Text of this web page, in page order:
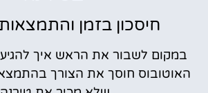
חיסכון בזמן
במקום לשבור את הראש איך
האוטובוס חוסך את הצורך